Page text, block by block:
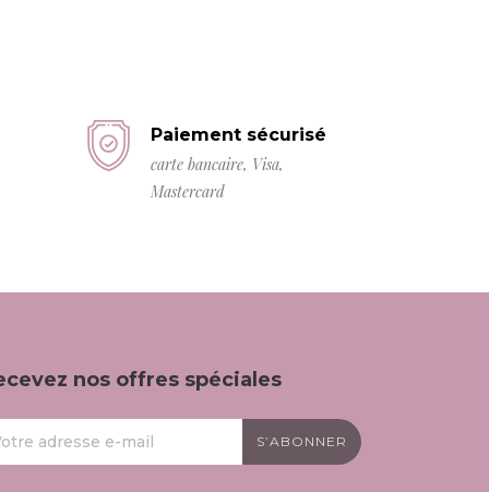
Paiement sécurisé
carte bancaire, Visa,
Mastercard
nos offres spéciales